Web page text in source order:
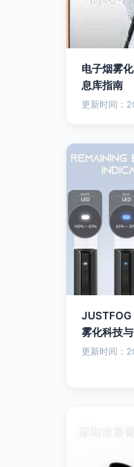
电子烟雾
息库指南
更新时间：
JUSTFOG
雾化科技
更新时间：